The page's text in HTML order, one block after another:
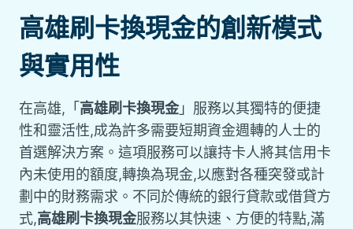
高雄刷卡換現金的創新模式
與實用性
在高雄,「 高雄刷卡換現金」服務以其獨特的便捷
性和靈活性,成為許多需要短期資金週轉的人士的
首選解決方案。這項服務可以讓持卡人將其信用卡
內未使用的額度,轉換為現金,以應對各種突發或計
劃中的財務需求。不同於傳統的銀行貸款或借貸方
式,高雄刷卡換現金服務以其快速、方便的特點,滿